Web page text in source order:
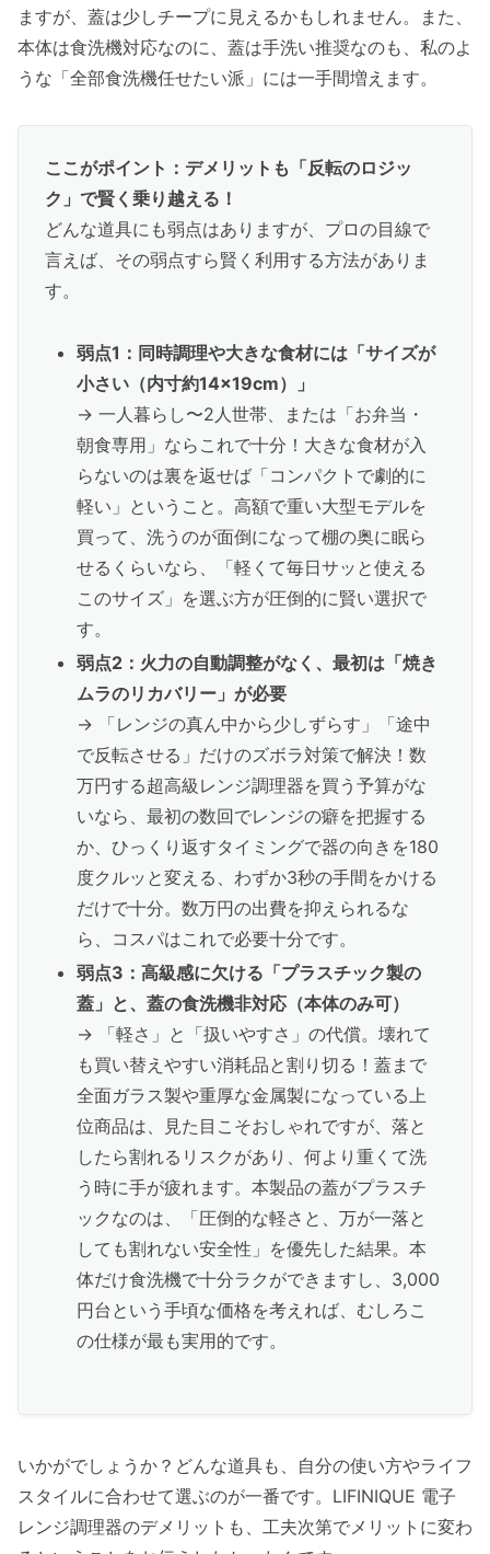
ますが、蓋は少しチープに見えるかもしれません。また、
本体は食洗機対応なのに、蓋は手洗い推奨なのも、私のよ
うな「全部食洗機任せたい派」には一手間増えます。
ここがポイント：デメリットも「反転のロジッ
ク」で賢く乗り越える！
どんな道具にも弱点はありますが、プロの目線で
言えば、その弱点すら賢く利用する方法がありま
す。
弱点1：同時調理や大きな食材には「サイズが
小さい（内寸約14×19cm）」
→ 一人暮らし〜2人世帯、または「お弁当・
朝食専用」ならこれで十分！大きな食材が入
らないのは裏を返せば「コンパクトで劇的に
軽い」ということ。高額で重い大型モデルを
買って、洗うのが面倒になって棚の奥に眠ら
せるくらいなら、「軽くて毎日サッと使える
このサイズ」を選ぶ方が圧倒的に賢い選択で
す。
弱点2：火力の自動調整がなく、最初は「焼き
ムラのリカバリー」が必要
→ 「レンジの真ん中から少しずらす」「途中
で反転させる」だけのズボラ対策で解決！数
万円する超高級レンジ調理器を買う予算がな
いなら、最初の数回でレンジの癖を把握する
か、ひっくり返すタイミングで器の向きを180
度クルッと変える、わずか3秒の手間をかける
だけで十分。数万円の出費を抑えられるな
ら、コスパはこれで必要十分です。
弱点3：高級感に欠ける「プラスチック製の
蓋」と、蓋の食洗機非対応（本体のみ可）
→ 「軽さ」と「扱いやすさ」の代償。壊れて
も買い替えやすい消耗品と割り切る！蓋まで
全面ガラス製や重厚な金属製になっている上
位商品は、見た目こそおしゃれですが、落と
したら割れるリスクがあり、何より重くて洗
う時に手が疲れます。本製品の蓋がプラスチ
ックなのは、「圧倒的な軽さと、万が一落と
しても割れない安全性」を優先した結果。本
体だけ食洗機で十分ラクができますし、3,000
円台という手頃な価格を考えれば、むしろこ
の仕様が最も実用的です。
いかがでしょうか？どんな道具も、自分の使い方やライフ
スタイルに合わせて選ぶのが一番です。LIFINIQUE 電子
レンジ調理器のデメリットも、工夫次第でメリットに変わ